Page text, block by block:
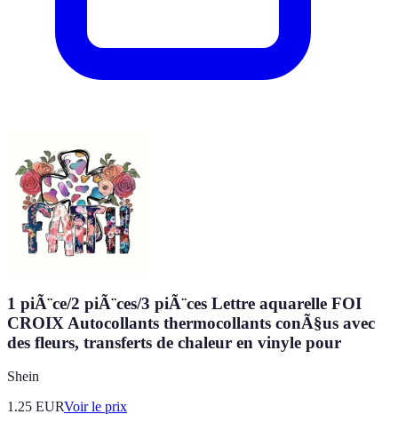
1 piÃ¨ce/2 piÃ¨ces/3 piÃ¨ces Lettre aquarelle FOI
CROIX Autocollants thermocollants conÃ§us avec
des fleurs, transferts de chaleur en vinyle pour
Shein
1.25 EURVoir le prix